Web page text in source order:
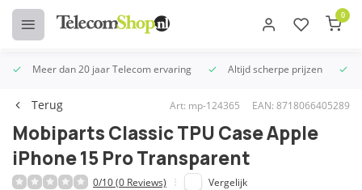
0
Meer dan 20 jaar Telecom ervaring Altijd scherpe prijzen
Terug Art: mp-124365 EAN: 8718066405289
Mobiparts Classic TPU Case Apple
iPhone 15 Pro Transparent
0/10 (0 Reviews) Vergelijk